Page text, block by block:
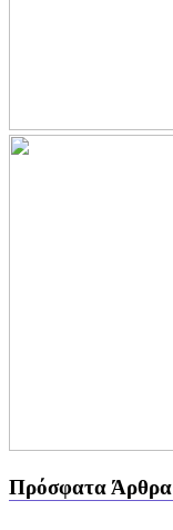
Πρόσφατα Άρθρα